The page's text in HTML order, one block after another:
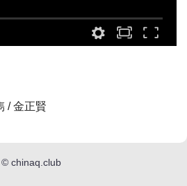
/ 金正賢
© chinaq.club